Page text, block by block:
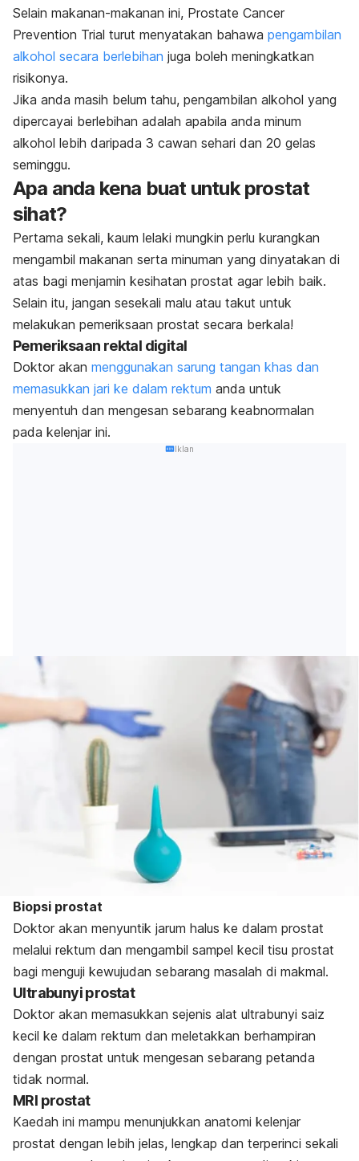
Selain makanan-makanan ini, Prostate Cancer
Prevention Trial turut menyatakan bahawa pengambilan
alkohol secara berlebihan juga boleh meningkatkan
risikonya.
Jika anda masih belum tahu, pengambilan alkohol yang
dipercayai berlebihan adalah apabila anda minum
alkohol lebih daripada 3 cawan sehari dan 20 gelas
seminggu.
Apa anda kena buat untuk prostat
sihat?
Pertama sekali, kaum lelaki mungkin perlu kurangkan
mengambil makanan serta minuman yang dinyatakan di
atas bagi menjamin kesihatan prostat agar lebih baik.
Selain itu, jangan sesekali malu atau takut untuk
melakukan pemeriksaan prostat secara berkala!
Pemeriksaan rektal digital
Doktor akan menggunakan sarung tangan khas dan
memasukkan jari ke dalam rektum anda untuk
menyentuh dan mengesan sebarang keabnormalan
pada kelenjar ini.
Iklan
Biopsi prostat
Doktor akan menyuntik jarum halus ke dalam prostat
melalui rektum dan mengambil sampel kecil tisu prostat
bagi menguji kewujudan sebarang masalah di makmal.
Ultrabunyi prostat
Doktor akan memasukkan sejenis alat ultrabunyi saiz
kecil ke dalam rektum dan meletakkan berhampiran
dengan prostat untuk mengesan sebarang petanda
tidak normal.
MRI prostat
Kaedah ini mampu menunjukkan anatomi kelenjar
prostat dengan lebih jelas, lengkap dan terperinci sekali